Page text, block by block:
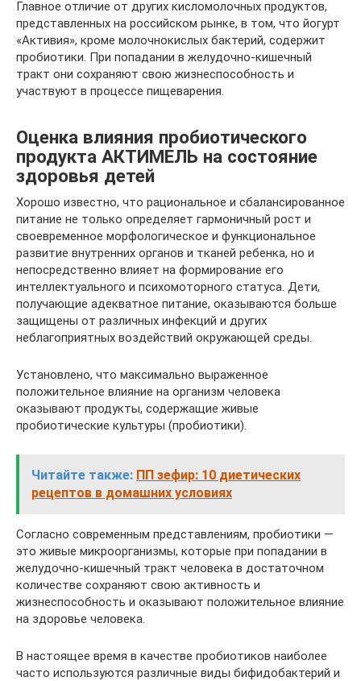
Главное отличие от других кисломолочных продуктов,
представленных на российском рынке, в том, что йогурт
«Активия», кроме молочнокислых бактерий, содержит
пробиотики. При попадании в желудочно-кишечный
тракт они сохраняют свою жизнеспособность и
участвуют в процессе пищеварения.
Оценка влияния пробиотического
продукта АКТИМЕЛЬ на состояние
здоровья детей
Хорошо известно, что рациональное и сбалансированное
питание не только определяет гармоничный рост и
своевременное морфологическое и функциональное
развитие внутренних органов и тканей ребенка, но и
непосредственно влияет на формирование его
интеллектуального и психомоторного статуса. Дети,
получающие адекватное питание, оказываются больше
защищены от различных инфекций и других
неблагоприятных воздействий окружающей среды.
Установлено, что максимально выраженное
положительное влияние на организм человека
оказывают продукты, содержащие живые
пробиотические культуры (пробиотики).
Читайте также: ПП зефир: 10 диетических
рецептов в домашних условиях
Согласно современным представлениям, пробиотики —
это живые микроорганизмы, которые при попадании в
желудочно-кишечный тракт человека в достаточном
количестве сохраняют свою активность и
жизнеспособность и оказывают положительное влияние
на здоровье человека.
В настоящее время в качестве пробиотиков наиболее
часто используются различные виды бифидобактерий и